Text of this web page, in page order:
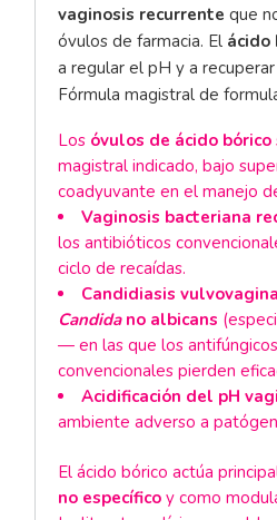
vaginosis recurrente que
óvulos de farmacia. El ácido
a regular el pH y a
Fórmula magistral de
Los óvulos de ácido bórico
magistral indicado, bajo
coadyuvante en el manejo
Vaginosis bacteriana
los antibióticos
ciclo de recaídas.
Candidiasis
Candidano albicans
— en las que los
convencionales pierden
Acidificación del pH
ambiente adverso a
El ácido bórico actúa
no específico y como